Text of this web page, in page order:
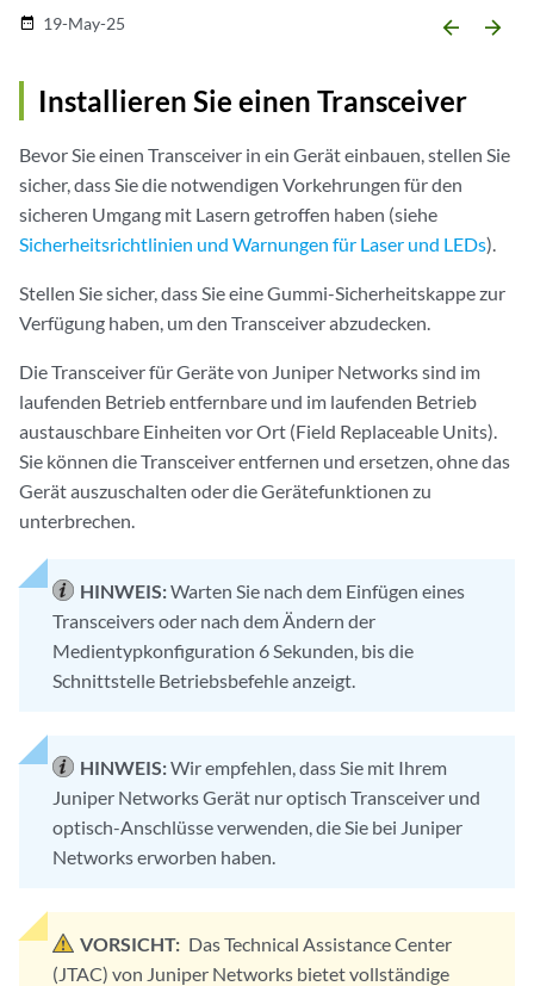
date_range 19-May-25 arrow_backward arrow_forward
Installieren Sie einen Transceiver
Bevor Sie einen Transceiver in ein Gerät einbauen, stellen Sie
sicher, dass Sie die notwendigen Vorkehrungen für den
sicheren Umgang mit Lasern getroffen haben (siehe
Sicherheitsrichtlinien und Warnungen für Laser und LEDs).
Stellen Sie sicher, dass Sie eine Gummi-Sicherheitskappe zur
Verfügung haben, um den Transceiver abzudecken.
Die Transceiver für Geräte von Juniper Networks sind im
laufenden Betrieb entfernbare und im laufenden Betrieb
austauschbare Einheiten vor Ort (Field Replaceable Units).
Sie können die Transceiver entfernen und ersetzen, ohne das
Gerät auszuschalten oder die Gerätefunktionen zu
unterbrechen.
HINWEIS:Warten Sie nach dem Einfügen eines
Transceivers oder nach dem Ändern der
Medientypkonfiguration 6 Sekunden, bis die
Schnittstelle Betriebsbefehle anzeigt.
HINWEIS:Wir empfehlen, dass Sie mit Ihrem
Juniper Networks Gerät nur optisch Transceiver und
optisch-Anschlüsse verwenden, die Sie bei Juniper
Networks erworben haben.
VORSICHT: Das Technical Assistance Center
(JTAC) von Juniper Networks bietet vollständige